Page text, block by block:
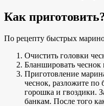
Как
По рецепту быстрых
Очистить головки
Бланшировать чеснок
Приготовление
чеснок, разложите по
горошка и гвоздики.
банкам. После того